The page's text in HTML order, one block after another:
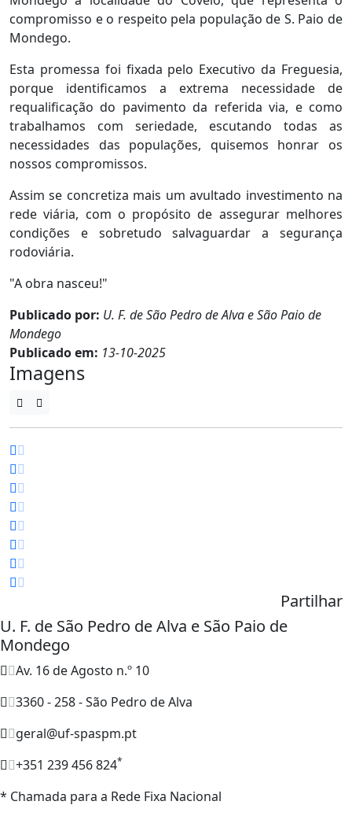
compromisso e o respeito pela população de S. Paio de
Mondego.
Esta promessa foi fixada pelo Executivo da Freguesia,
porque identificamos a extrema necessidade de
requalificação do pavimento da referida via, e como
trabalhamos com seriedade, escutando todas as
necessidades das populações, quisemos honrar os
nossos compromissos.
Assim se concretiza mais um avultado investimento na
rede viária, com o propósito de assegurar melhores
condições e sobretudo salvaguardar a segurança
rodoviária.
"A obra nasceu!"
Publicado por: U. F. de São Pedro de Alva e São Paio de
Mondego
Publicado em: 13-10-2025
Imagens
Partilhar
U. F. de São Pedro de Alva e São Paio de
Mondego
Av. 16 de Agosto n.º 10
3360 - 258 - São Pedro de Alva
geral@uf-spaspm.pt
+351 239 456 824*
* Chamada para a Rede Fixa Nacional